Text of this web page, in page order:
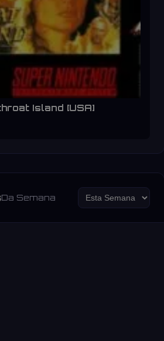
Island [USA]
Da Semana